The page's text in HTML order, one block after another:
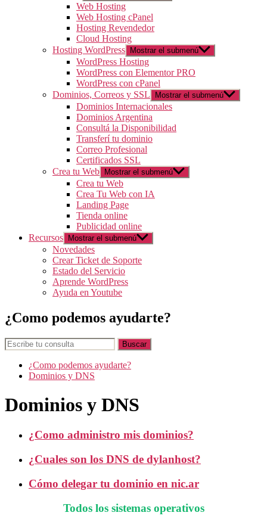
Web Hosting
Web Hosting cPanel
Hosting Revendedor
Cloud Hosting
Hosting WordPress
Mostrar el submenú
WordPress Hosting
WordPress con Elementor PRO
WordPress con cPanel
Dominios, Correos y SSL
Mostrar el submenú
Dominios Internacionales
Dominios Argentina
Consultá la Disponibilidad
Transferí tu dominio
Correo Profesional
Certificados SSL
Crea tu Web
Mostrar el submenú
Crea tu Web
Crea Tu Web con IA
Landing Page
Tienda online
Publicidad online
Recursos
Mostrar el submenú
Novedades
Crear Ticket de Soporte
Estado del Servicio
Aprende WordPress
Ayuda en Youtube
¿Como podemos ayudarte?
¿Como podemos ayudarte?
Dominios y DNS
Dominios y DNS
¿Como administro mis dominios?
¿Cuales son los DNS de dylanhost?
Cómo delegar tu dominio en nic.ar
Todos los sistemas operativos